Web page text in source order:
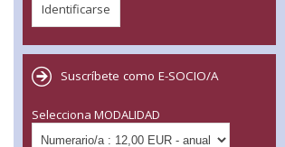
Suscríbete como E-SOCIO/A
Selecciona MODALIDAD